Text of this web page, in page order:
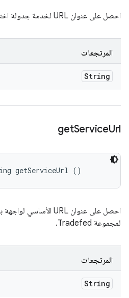
احصل على عنوان URL لخدمة جدولة اختبارات Tradefed.
المرتجعات
String
getServiceUrl
getServiceUrl ()
لمجموعة Tradefed.
المرتجعات
String